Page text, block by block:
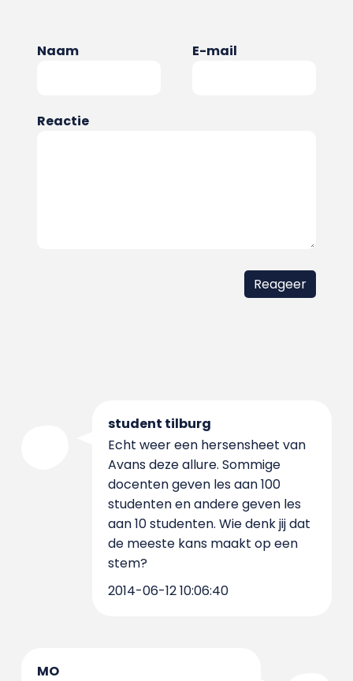
Naam E-mail
Reactie
student tilburg
Echt weer een hersensheet van
Avans deze allure. Sommige
docenten geven les aan 100
studenten en andere geven les
aan 10 studenten. Wie denk jij dat
de meeste kans maakt op een
stem?
2014-06-12 10:06:40
MO